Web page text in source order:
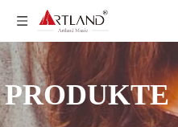
PRODUKTE